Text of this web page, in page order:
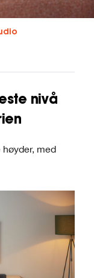
nivå
med